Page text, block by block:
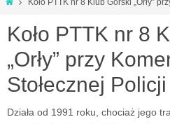
Koło PTTK nr 8 Klub Górski „Orły”
Koło PTTK nr 8
„Orły” przy
Stołecznej Policji
Działa od 1991 roku, chociaż jego